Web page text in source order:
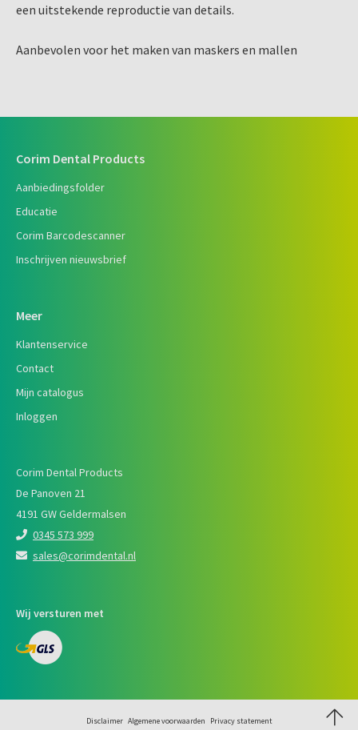
een uitstekende reproductie van details.
Aanbevolen voor het maken van maskers en mallen
Corim Dental Products
Aanbiedingsfolder
Educatie
Corim Barcodescanner
Inschrijven nieuwsbrief
Meer
Klantenservice
Contact
Mijn catalogus
Inloggen
Corim Dental Products
De Panoven 21
4191 GW Geldermalsen
0345 573 999
sales@corimdental.nl
Wij versturen met
Disclaimer Algemene voorwaarden Privacy statement